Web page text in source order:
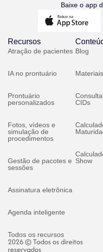
Baixe o app
Recursos
Atração de pacientes
IA no prontuário
Prontuário
personalizados
Fotos, vídeos e
simulação de
procedimentos
Gestão de pacotes e
sessões
Assinatura eletrônica
Agenda inteligente
Todos os recursos
Blog
CIDs
Show
2026 © Todos os direitos
reservados